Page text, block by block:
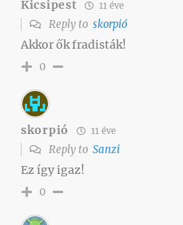
Kicsipest 11 éve
Reply to skorpió
Akkor ők fradisták!
0
skorpió 11 éve
Reply to Sanzi
Ez így igaz!
0